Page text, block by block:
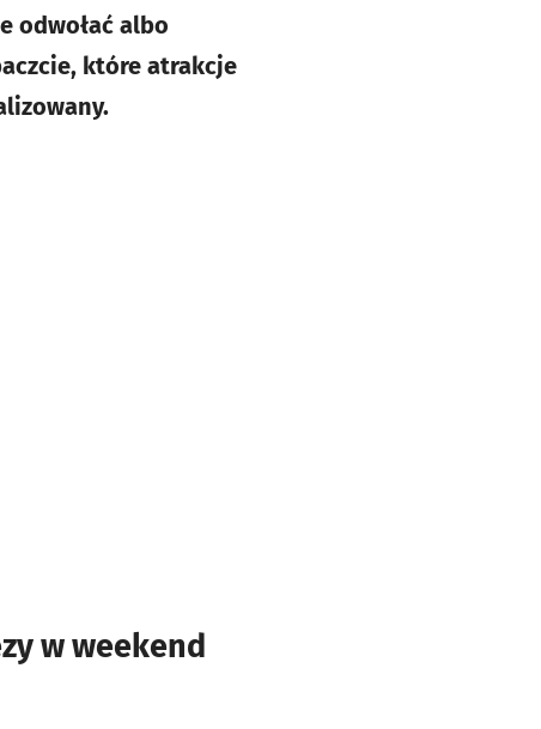
odwołać albo
które atrakcje
w weekend